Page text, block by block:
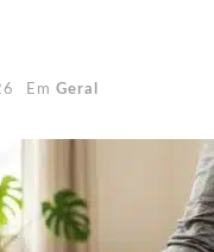
Em Geral